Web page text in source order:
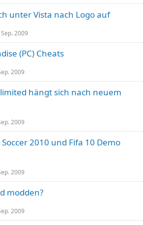
unter Vista nach Logo auf
2009
(PC) Cheats
2009
hängt sich nach neuem
2009
2010 und Fifa 10 Demo
2009
modden?
2009